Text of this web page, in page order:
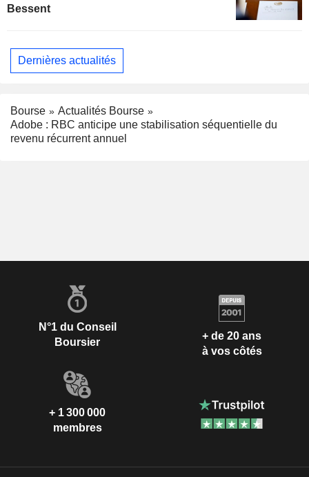
Bessent
Dernières actualités
Bourse
Actualités Bourse
Adobe : RBC anticipe une stabilisation séquentielle du
revenu récurrent annuel
N°1 du Conseil
Boursier
+ de 20 ans
à vos côtés
+ 1 300 000
membres